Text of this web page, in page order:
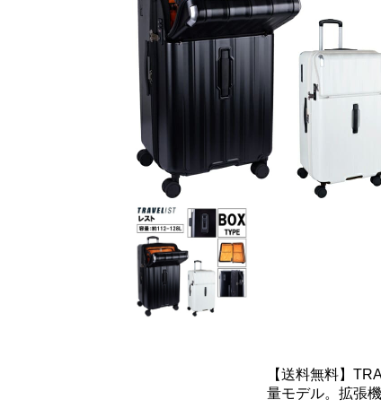
【送料無料】
量モデル。拡張